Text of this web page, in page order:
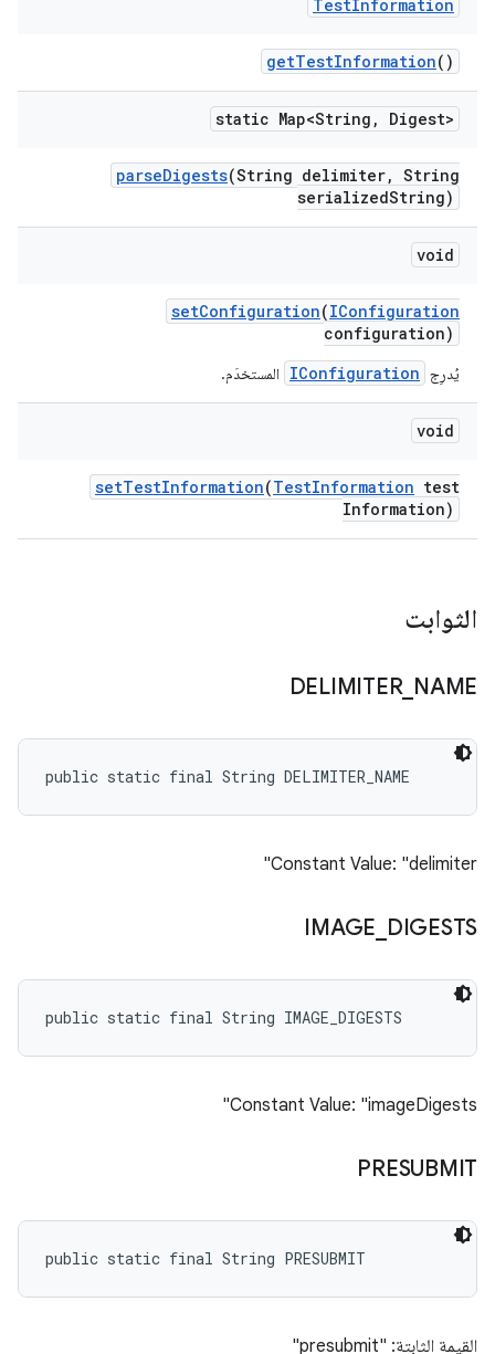
TestInformation
getTestInformation()
static Map<String , Digest>
parseDigests(String delimiter, String
serializedString)
void
setConfiguration(IConfiguration
configuration)
يُدرِج IConfiguration المستخدَم.
void
setTestInformation(TestInformation test
Information)
الثوابت
DELIMITER_ NAME
public static final String DELIMITER_NAME
Constant Value: "delimiter"
IMAGE DIGESTS
public static final String IMAGE_DIGESTS
Constant Value: "imageDigests"
PRESUBMIT
public static final String PRESUBMIT
القيمة الثابتة: "presubmit"